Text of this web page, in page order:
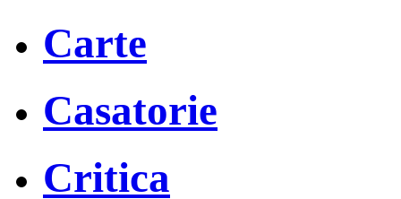
Carte
Casatorie
Critica